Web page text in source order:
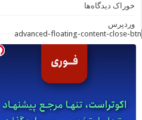
خوراک دیدگاه‌ها
وردپرس